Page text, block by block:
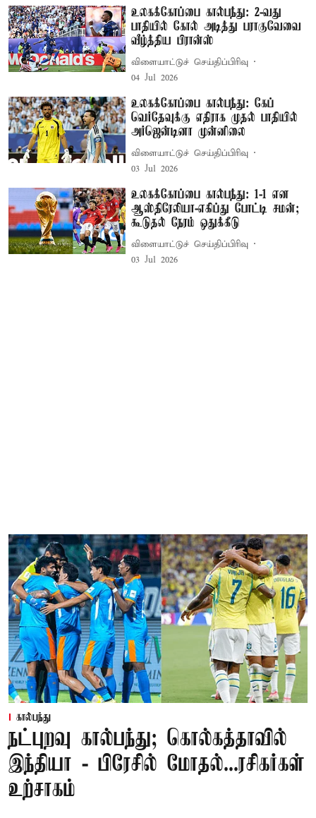
உலகக்கோப்பை கால்பந்து: 2-வது
பாதியில் கோல் அடித்து பராகுவேவை
வீழ்த்திய பிரான்ஸ்
விளையாட்டுச் செய்திப்பிரிவு
04 Jul 2026
உலகக்கோப்பை கால்பந்து: கேப்
வெர்தேவுக்கு எதிராக முதல் பாதியில்
அர்ஜென்டினா முன்னிலை
விளையாட்டுச் செய்திப்பிரிவு
03 Jul 2026
உலகக்கோப்பை கால்பந்து: 1-1 என
ஆஸ்திரேலியா-எகிப்து போட்டி சமன்;
கூடுதல் நேரம் ஒதுக்கீடு
விளையாட்டுச் செய்திப்பிரிவு
03 Jul 2026
கால்பந்து
நட்புறவு கால்பந்து; கொல்கத்தாவில்
இந்தியா - பிரேசில் மோதல்...ரசிகர்கள்
உற்சாகம்